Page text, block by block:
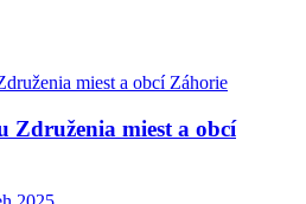
Združenia miest a obcí